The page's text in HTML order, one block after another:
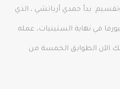
بدأ حمدي أرباتشي ، الذي
في نهاية الستينيات، عمله
الآن الطوابق الخمسة من